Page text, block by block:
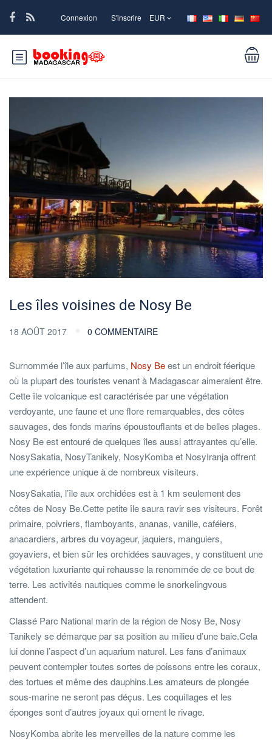
Connexion S'inscrire EUR
Les îles voisines de Nosy Be
18 AOÛT 2017 0 COMMENTAIRE
Surnommée l’île aux parfums, Nosy Beest un endroit féerique
où la plupart des touristes venant à Madagascar aimeraient être.
Cette île volcanique est caractérisée par une végétation
verdoyante, une faune et une flore remarquables, des côtes
sauvages, des fonds marins époustouflants et de belles plages.
Nosy Be est entouré de quelques îles aussi attrayantes qu’elle.
NosySakatia, NosyTanikely, NosyKomba et NosyIranja offrent
une expérience unique à de nombreux visiteurs.
NosySakatia, l’île aux orchidées est à 1 km seulement des
côtes de Nosy Be.Cette petite île saura ravir ses visiteurs. Forêt
primaire, poivriers, flamboyants, ananas, vanille, caféiers,
anacardiers, arbres du voyageur, jaquiers, manguiers,
goyaviers, et bien sûr les orchidées sauvages, y constituent une
végétation luxuriante qui rehausse la renommée de ce bout de
terre. Les activités nautiques comme le snorkelingvous
attendent.
Classé Parc National marin de la région de Nosy Be, Nosy
Tanikely se démarque par sa position au milieu d’une baie.Cela
lui donne l’aspect d’un aquarium naturel. Les fans d’animaux
peuvent contempler toutes sortes de poissons entre les coraux,
des tortues et même des dauphins.Les amateurs de plongée
sous-marine ne seront pas déçus. Les coquillages et les
éponges sont d’autres joyaux qui ornent le rivage.
NosyKomba abrite les merveilles de la nature comme les